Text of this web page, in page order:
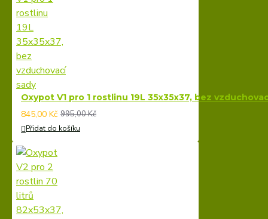
Oxypot V1 pro 1 rostlinu 19L 35x35x37, bez
845,00 Kč 995,00 Kč
Přidat do košíku